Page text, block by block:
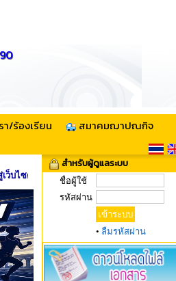
/ร้องเรียน สมาคมฌาปณกิจ
ไซด์สหกรณ์เครดิตยูเนียนบ้านดุงสามัคคี จำกัด
สำหรับผู้ดูแลระบบ
ชื่อผู้ใช้
รหัสผ่าน
• ลืมรหัสผ่าน